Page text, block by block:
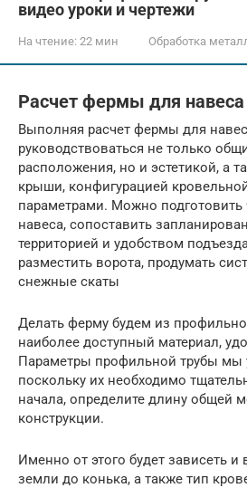
видео уроки и чертежи
На чтение: 22 мин Обработка
Расчет фермы для навеса
Выполняя расчет фермы для
руководствоваться не только
расположения, но и эстетикой, а
крыши, конфигурацией
параметрами. Можно
навеса, сопоставить
территорией и удобством
разместить ворота, продумать
снежные скаты
Делать ферму будем из
наиболее доступный материал,
Параметры профильной трубы мы
поскольку их необходимо
начала, определите длину общей
конструкции.
Именно от этого будет зависеть
земли до конька, а также тип